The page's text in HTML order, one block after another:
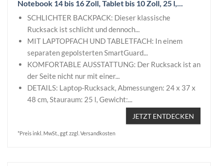
Notebook 14 bis 16 Zoll, Tablet bis 10 Zoll, 25 l,...
SCHLICHTER BACKPACK: Dieser klassische
Rucksack ist schlicht und dennoch...
MIT LAPTOPFACH UND TABLETFACH: In einem
separaten gepolsterten SmartGuard...
KOMFORTABLE AUSSTATTUNG: Der Rucksack ist an
der Seite nicht nur mit einer...
DETAILS: Laptop-Rucksack, Abmessungen: 24 x 37 x
48 cm, Stauraum: 25 l, Gewicht:...
JETZT ENTDECKEN
*Preis inkl. MwSt., ggf. zzgl. Versandkosten